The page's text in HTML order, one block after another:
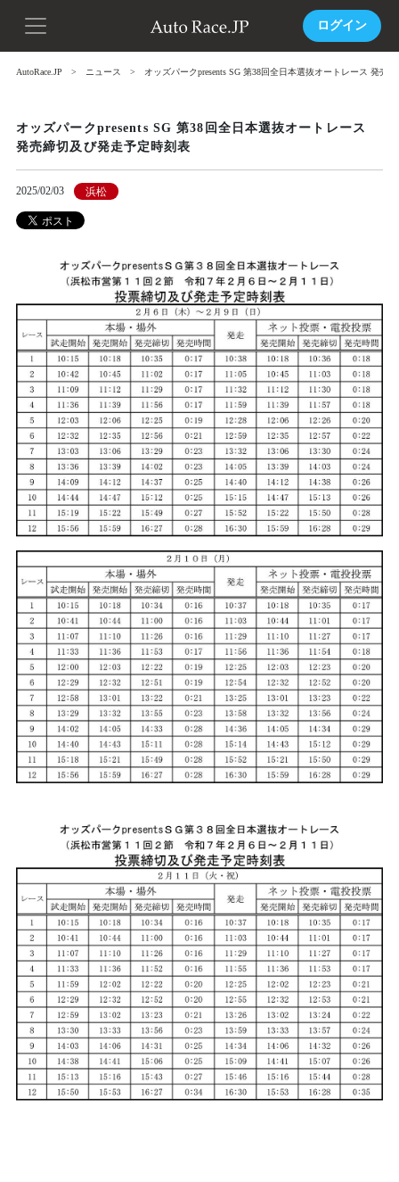
ログイン
AutoRace.JP ニュース オッズパークpresents SG 第38回全日本選抜オートレース 発売
オッズパークpresents SG 第38回全日本選抜オートレース
発売締切及び発走予定時刻表
2025/02/03 浜松